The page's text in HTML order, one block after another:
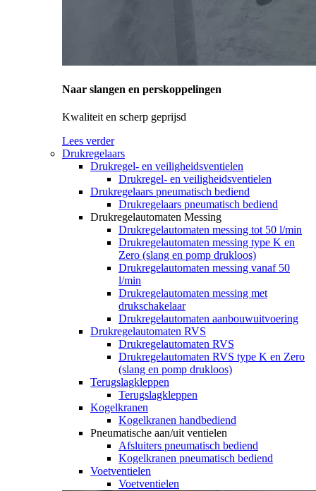
Naar slangen en perskoppelingen
Kwaliteit en scherp geprijsd
Lees verder
Drukregelaars
Drukregel- en veiligheidsventielen
Drukregel- en veiligheidsventielen
Drukregelaars pneumatisch bediend
Drukregelaars pneumatisch bediend
Drukregelautomaten Messing
Drukregelautomaten messing tot 50 l/min
Drukregelautomaten messing type K en
Zero (slang en pomp drukloos)
Drukregelautomaten messing vanaf 50
l/min
Drukregelautomaten messing met
drukschakelaar
Drukregelautomaten aanbouwuitvoering
Drukregelautomaten RVS
Drukregelautomaten RVS
Drukregelautomaten RVS type K en Zero
(slang en pomp drukloos)
Terugslagkleppen
Terugslagkleppen
Kogelkranen
Kogelkranen handbediend
Pneumatische aan/uit ventielen
Afsluiters pneumatisch bediend
Kogelkranen pneumatisch bediend
Voetventielen
Voetventielen